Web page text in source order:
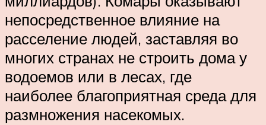
непосредственное влияние на
расселение людей, заставляя во
многих странах не строить дома у
водоемов или в лесах, где
наиболее благоприятная среда для
размножения насекомых.